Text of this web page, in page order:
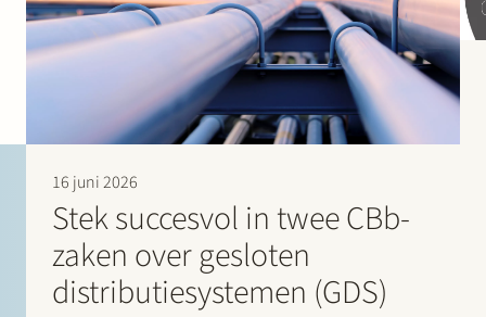
16 juni 2026
Stek succesvol in twee CBb-
zaken over gesloten
distributiesystemen (GDS)